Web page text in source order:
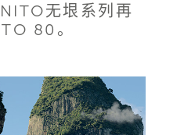
无垠系列再
80。